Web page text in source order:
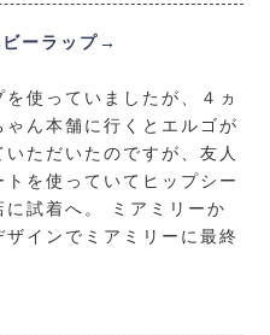
ーラップ→
使っていましたが、４ヵ
ん本舗に行くとエルゴが
ただいたのですが、友人
を使っていてヒップシー
に試着へ。 ミアミリーか
インでミアミリーに最終